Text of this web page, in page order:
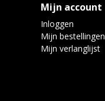
Mijn account
Inloggen
Mijn bestellingen
Mijn verlanglijst